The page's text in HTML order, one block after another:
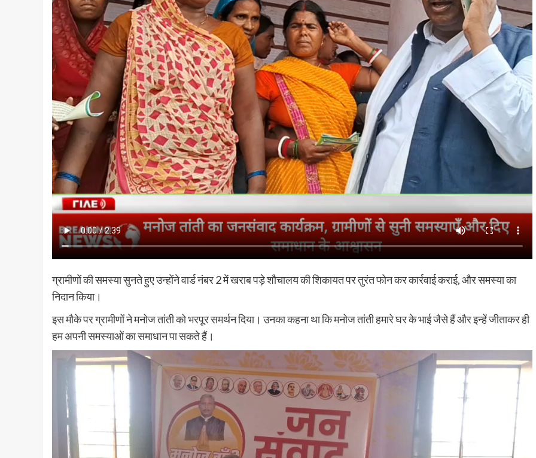
ग्रामीणों की समस्या सुनते हुए उन्होंने वार्ड नंबर 2 में खराब पड़े शौचालय की शिकायत पर तुरंत फोन कर कार्रवाई कराई, और समस्या का
निदान किया।
इस मौके पर ग्रामीणों ने मनोज तांती को भरपूर समर्थन दिया। उनका कहना था कि मनोज तांती हमारे घर के भाई जैसे हैं और इन्हें जीताकर ही
हम अपनी समस्याओं का समाधान पा सकते हैं।
बीघा...
Read More